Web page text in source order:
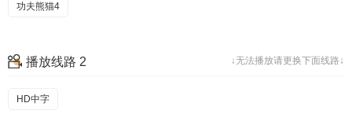
功夫熊猫4
↓无法播放请更换下面线路↓
播放线路 2
HD中字